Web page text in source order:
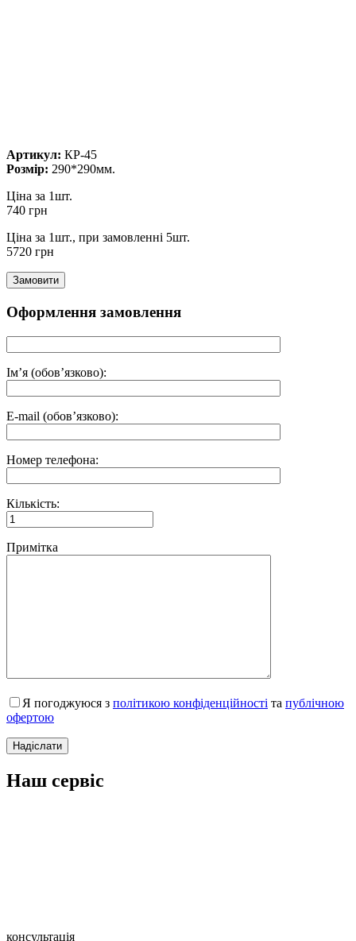
Артикул: КР-45
Розмір: 290*290мм.
Ціна за 1шт.
740 грн
Ціна за 1шт., при замовленні 5шт.
5720 грн
Оформлення замовлення
Ім’я (обов’язково):
E-mail (обов’язково):
Номер телефона:
Кількість:
Примітка
Я погоджуюся з політикою конфіденційності та публічною
офертою
Наш сервіс
консультація